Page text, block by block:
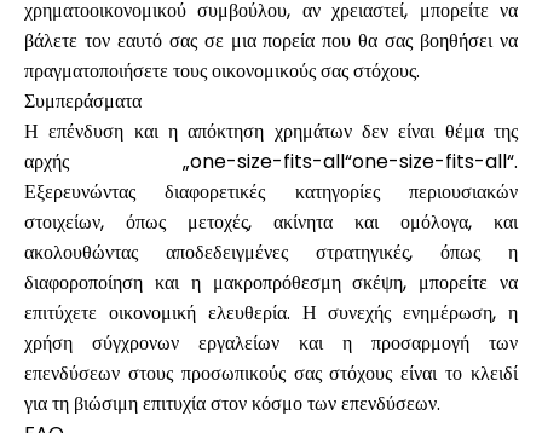
χρηματοοικονομικού συμβούλου, αν χρειαστεί, μπορείτε να
βάλετε τον εαυτό σας σε μια πορεία που θα σας βοηθήσει να
πραγματοποιήσετε τους οικονομικούς σας στόχους.
Συμπεράσματα
Η επένδυση και η απόκτηση χρημάτων δεν είναι θέμα της
αρχής „one-size-fits-all“one-size-fits-all“.
Εξερευνώντας διαφορετικές κατηγορίες περιουσιακών
στοιχείων, όπως μετοχές, ακίνητα και ομόλογα, και
ακολουθώντας αποδεδειγμένες στρατηγικές, όπως η
διαφοροποίηση και η μακροπρόθεσμη σκέψη, μπορείτε να
επιτύχετε οικονομική ελευθερία. Η συνεχής ενημέρωση, η
χρήση σύγχρονων εργαλείων και η προσαρμογή των
επενδύσεων στους προσωπικούς σας στόχους είναι το κλειδί
για τη βιώσιμη επιτυχία στον κόσμο των επενδύσεων.